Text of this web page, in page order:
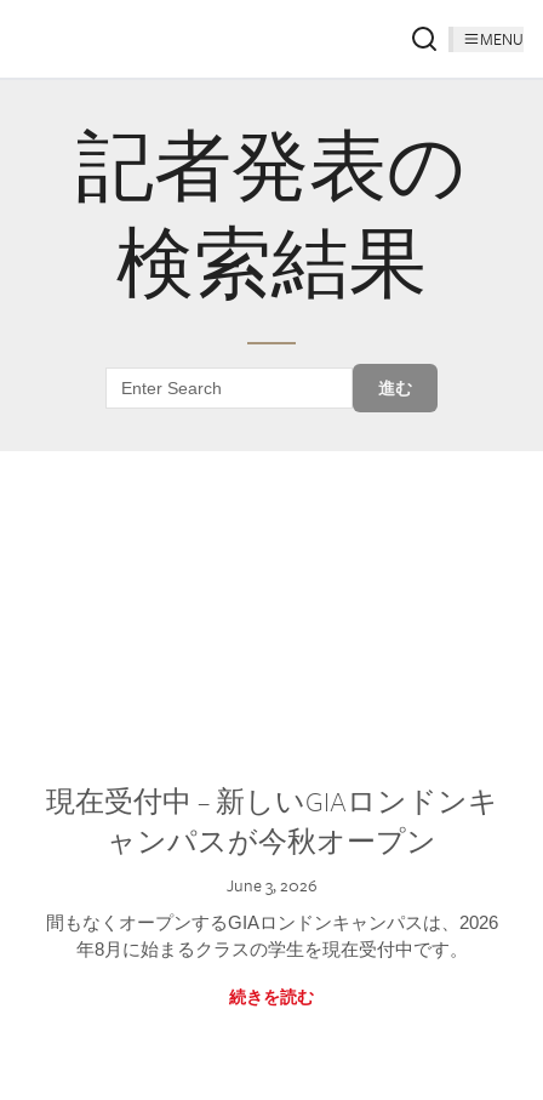
MENU
記者発表の
検索結果
進む
現在受付中 – 新しいGIAロンドンキ
ャンパスが今秋オープン
June 3, 2026
間もなくオープンするGIAロンドンキャンパスは、2026
年8月に始まるクラスの学生を現在受付中です。
続きを読む